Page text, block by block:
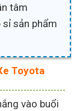
tâm
sản phẩm
Toyota
vào buổi